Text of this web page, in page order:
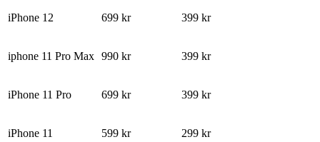
iPhone 12 699 kr 399 kr
iphone 11 Pro Max 990 kr 399 kr
iPhone 11 Pro 699 kr 399 kr
iPhone 11 599 kr 299 kr